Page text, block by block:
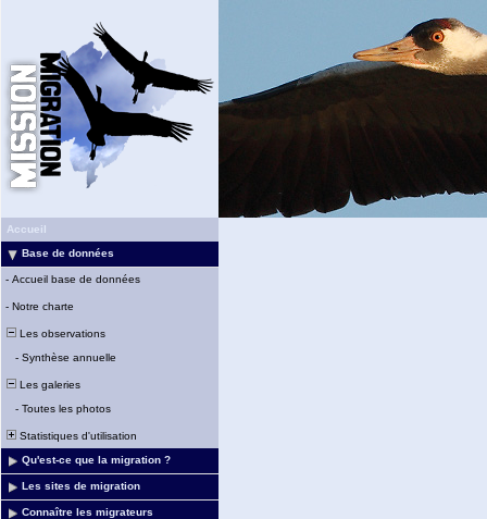
Accueil
Base de données
- Accueil base de données
- Notre charte
Les observations
- Synthèse annuelle
Les galeries
- Toutes les photos
Statistiques d'utilisation
Qu'est-ce que la migration ?
Les sites de migration
Connaître les migrateurs